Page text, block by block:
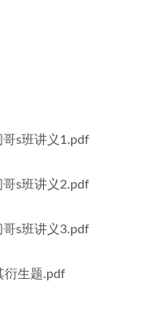
哥s班讲义1.pdf
哥s班讲义2.pdf
哥s班讲义3.pdf
衍生题.pdf